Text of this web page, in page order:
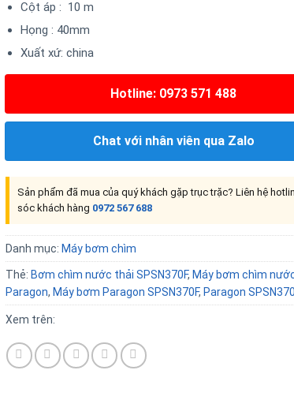
Cột áp : 10 m
Họng : 40mm
Xuất xứ: china
Hotline: 0973 571 488
Chat với nhân viên qua Zalo
Sản phẩm đã mua của quý khách gặp trục trặc? Liên hệ
sóc khách hàng 0972 567 688
Danh mục: Máy bơm chìm
Thẻ: Bơm chìm nước thải SPSN370F, Máy bơm chìm
Paragon, Máy bơm Paragon SPSN370F, Paragon
Xem trên: